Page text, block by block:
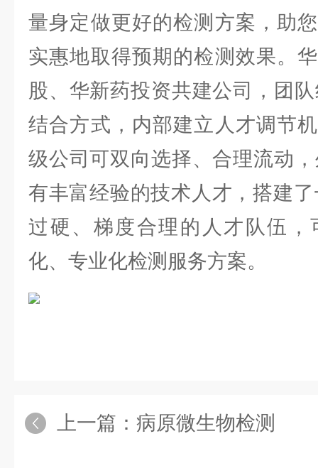
量身定做更好的检测方案，助
实惠地取得预期的检测效果。
股、华新药投资共建公司，团
结合方式，内部建立人才调节
级公司可双向选择、合理流动
有丰富经验的技术人才，搭建
过硬、梯度合理的人才队伍，
化、专业化检测服务方案。
上一篇： 病原微生物检测